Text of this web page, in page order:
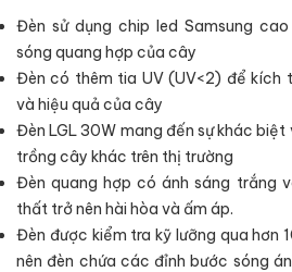
Đèn sử dụng chip led Samsung
sóng quang hợp của cây
Đèn có thêm tia UV (UV<2) để kích
và hiệu quả của cây
Đèn LGL 30W mang đến sự khác
trồng cây khác trên thị trường
Đèn quang hợp có ánh sáng trắng
thất trở nên hài hòa và ấm áp.
Đèn được kiểm tra kỹ lưỡng qua hơn
nên đèn chứa các đỉnh bước sóng